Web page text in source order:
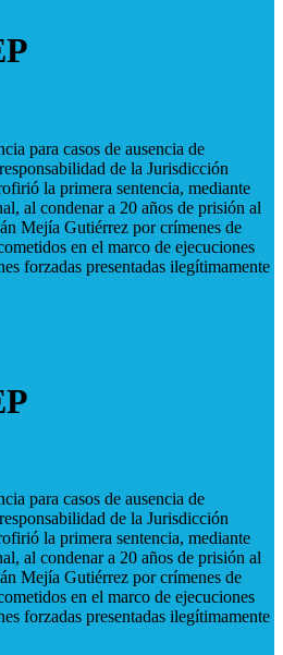
para casos de ausencia de
de la Jurisdicción
la primera sentencia, mediante
al condenar a 20 años de prisión al
Mejía Gutiérrez por crímenes de
en el marco de ejecuciones
forzadas presentadas ilegítimamente
para casos de ausencia de
de la Jurisdicción
la primera sentencia, mediante
al condenar a 20 años de prisión al
Mejía Gutiérrez por crímenes de
en el marco de ejecuciones
forzadas presentadas ilegítimamente